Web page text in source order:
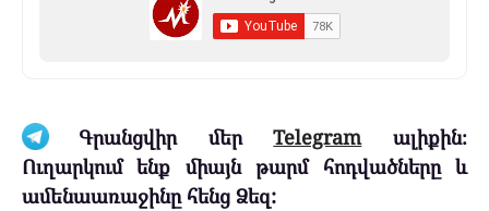
Գրանցվիր մերTelegramալիքին։
Ուղարկում ենք միայն թարմ հոդվածները և
ամենաառաջինը հենց Ձեզ: